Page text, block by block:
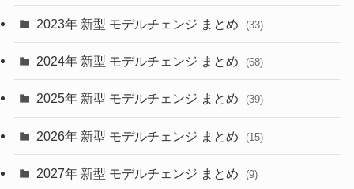
(22)
(4)
(9)
(4)
2023年 新型 モデルチェンジ まとめ (33)
2024年 新型 モデルチェンジ まとめ (68)
2025年 新型 モデルチェンジ まとめ (39)
2026年 新型 モデルチェンジ まとめ (15)
2027年 新型 モデルチェンジ まとめ (9)